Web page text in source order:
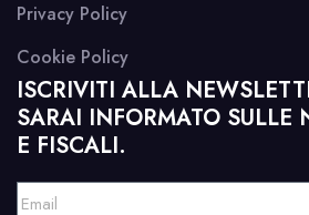
Privacy Policy
Cookie Policy
ISCRIVITI ALLA
SARAI INFORMATO SULLE
E FISCALI.